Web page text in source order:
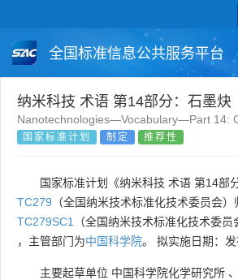
全国标准信息公共服务平台
国家标准 行业标准
团体标准 企业标准
国外标准 技术委员会
纳米科技 术语 第14部分：石墨炔
Nanotechnologies—Vocabulary—Part 14:
国家标准计划 制定 推荐性
国家标准计划《纳米科技 术语 第14部
TC279 （全国纳米技术标准化技术委员会）
TC279SC1
（全国纳米技术标准化技术委
，主管部门为中国科学院。 拟实施日期：发
主要起草单位 中国科学院化学研究所 、